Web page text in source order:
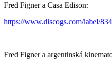
Fred Figner a Casa Edison:
https://www.discogs.com/label/
Fred Figner a argentinská